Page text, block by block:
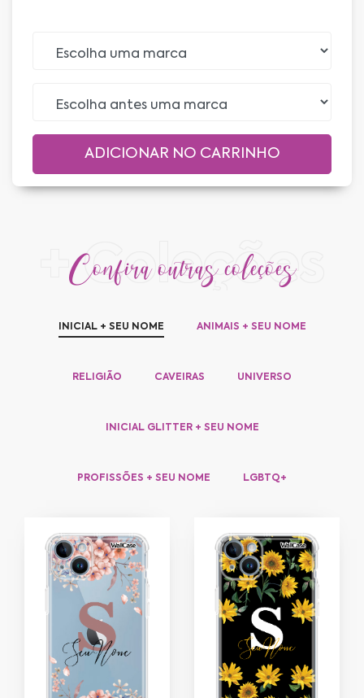
Confira outras coleções
+ Coleções
INICIAL + SEU NOME ANIMAIS + SEU NOME
RELIGIÃO CAVEIRAS UNIVERSO
INICIAL GLITTER + SEU NOME
PROFISSÕES + SEU NOME LGBTQ+